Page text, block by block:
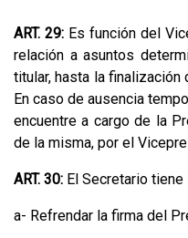
ART. 29: Es función del
relación a asuntos
titular, hasta la finalización
En caso de ausencia
encuentre a cargo de la
de la misma, por el
ART. 30: El Secretario
a- Refrendar la firma del